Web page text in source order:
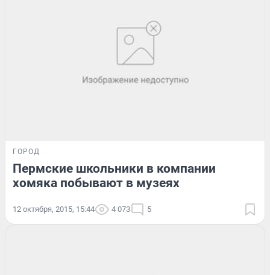
ГОРОД
Пермские школьники в компании
хомяка побывают в музеях
12 октября, 2015, 15:44 4 073 5